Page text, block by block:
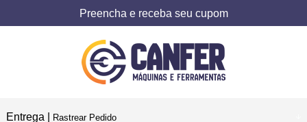
Preencha e receba seu cupom
Entrega | Rastrear Pedido